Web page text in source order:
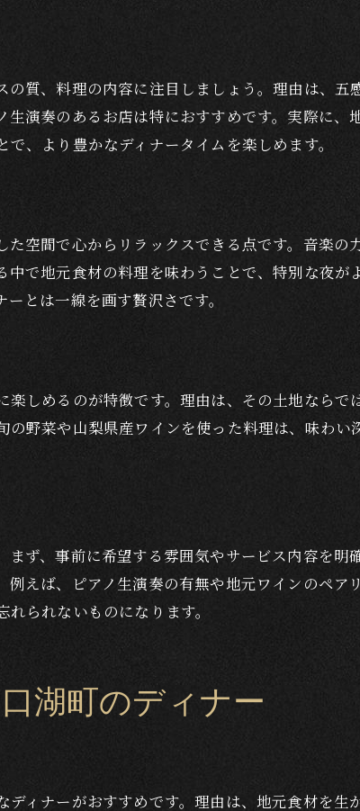
に選ぶラグジュアリーディナー体験
音色で大人の夜をより一層華やかに
と楽しむラグジュアリーディナー
アリーな夜を富士山と共に楽しむ術
の調和が生む特別なディナーの魅力
彩る富士河口湖町のディナー事情
リーな空間で味わう贅沢な夜ご飯
ワインを堪能する贅沢ディナー
活かした贅沢ディナーの楽しみ方
味わう地元の旬と大人の夜時間
する富士河口湖町の特別な時間
質、料理の内容に注目しましょう。理由は、五
演奏のあるお店は特におすすめです。実際に、
、より豊かなディナータイムを楽しめます。
空間で心からリラックスできる点です。音楽の
で地元食材の料理を味わうことで、特別な夜が
とは一線を画す贅沢さです。
しめるのが特徴です。理由は、その土地ならで
野菜や山梨県産ワインを使った料理は、味わい
ず、事前に希望する雰囲気やサービス内容を明
えば、ピアノ生演奏の有無や地元ワインのペア
られないものになります。
湖町のディナー
ィナーがおすすめです。理由は、地元食材を生